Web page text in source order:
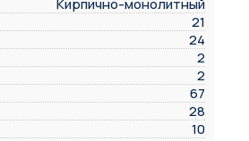
Кирпично-монолитный
21
24
2
2
67
28
10